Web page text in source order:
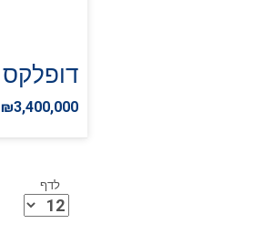
דופלקס 6 חד' בכפר סבא
₪3,400,000
לדף